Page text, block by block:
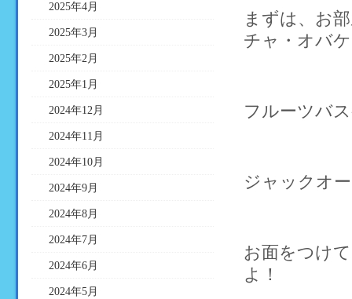
まずは、お
チャ・オバ
フルーツバ
ジャックオ
お面をつけ
よ！
2025年4月
2025年3月
2025年2月
2025年1月
2024年12月
2024年11月
2024年10月
2024年9月
2024年8月
2024年7月
2024年6月
2024年5月